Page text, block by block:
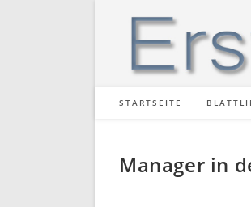
STARTSEITE
Manager in